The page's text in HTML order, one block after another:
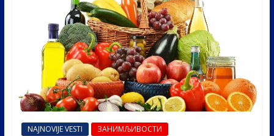
NAJNOVIJE VESTI ЗАНИМЉИВОСТИ